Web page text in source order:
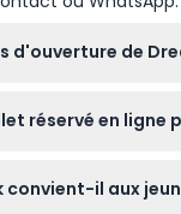
d'ouverture de
confirmer au
réservé en
et les jeux de
convient-il aux